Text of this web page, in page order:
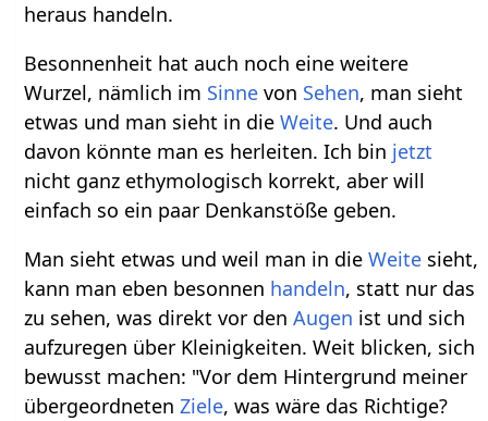
heraus handeln.
Besonnenheit hat auch noch eine weitere
Wurzel, nämlich im Sinne von Sehen, man sieht
etwas und man sieht in dieWeite. Und auch
davon könnte man es herleiten. Ich bin jetzt
nicht ganz ethymologisch korrekt, aber will
einfach so ein paar Denkanstöße geben.
Man sieht etwas und weil man in dieWeite sieht,
kann man eben besonnen handeln, statt nur das
zu sehen, was direkt vor denAugen ist und sich
aufzuregen über Kleinigkeiten. Weit blicken, sich
bewusst machen: "Vor dem Hintergrund meiner
übergeordnetenZiele, was wäre das Richtige?